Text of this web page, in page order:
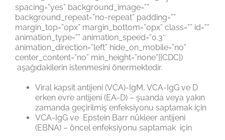
spacing=”yes” background_image=””
background_repeat=”no-repeat” padding=””
margin_top=”0px” margin_bottom=”0px” class=”” id=””
animation_type=”” animation_speed=”0.3″
animation_direction=”left” hide_on_mobile=”no”
center_content=”no” min_height=”none”][CDC])
aşağıdakilerin istenmesini önermektedir.
Viral kapsit antijeni (VCA)-IgM, VCA-IgG ve D
erken evre antijeni (EA-D) – şuanda veya yakın
zamanda geçirilmiş enfeksiyonu saptamak için
VCA-IgG ve Epstein Barr nükleer antijeni
(EBNA) – öncel enfeksiyonu saptamak için